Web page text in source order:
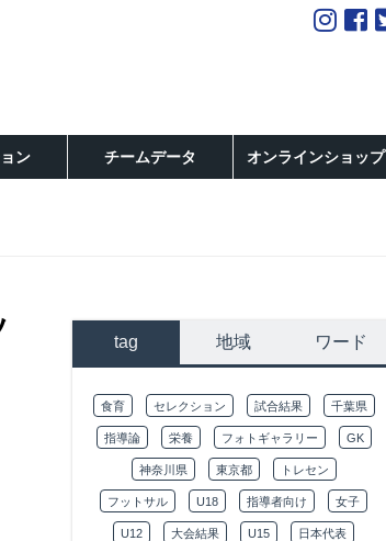
ン チームデータ オンラインショップ
tag 地域 ワード
食育 セレクション 試合結果 千葉県
指導論 栄養 フォトギャラリー GK
神奈川県 東京都 トレセン
フットサル U18 指導者向け 女子
U12 大会結果 U15 日本代表